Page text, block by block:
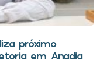
próximo
em Anadia